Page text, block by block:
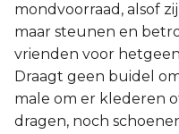
mondvoorraad, alsof
maar steunen en
vrienden voor
Draagt geen buidel
male om er klederen
dragen, noch